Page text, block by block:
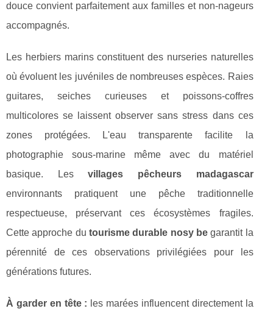
douce convient parfaitement aux familles et non-nageurs
accompagnés.
Les herbiers marins constituent des nurseries naturelles
où évoluent les juvéniles de nombreuses espèces. Raies
guitares, seiches curieuses et poissons-coffres
multicolores se laissent observer sans stress dans ces
zones protégées. L'eau transparente facilite la
photographie sous-marine même avec du matériel
basique. Lesvillages pêcheurs madagascar
environnants pratiquent une pêche traditionnelle
respectueuse, préservant ces écosystèmes fragiles.
Cette approche du tourisme durable nosy begarantit la
pérennité de ces observations privilégiées pour les
générations futures.
À garder en tête : les marées influencent directement la